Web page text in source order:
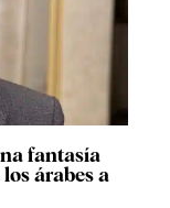
fantasía
árabes a